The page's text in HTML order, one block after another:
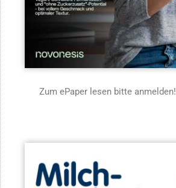
Zum ePaper lesen bitte anmelden!